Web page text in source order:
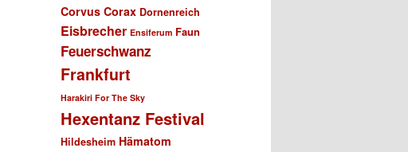
Corvus Corax Dornenreich
Eisbrecher Ensiferum Faun
Feuerschwanz
Frankfurt
Harakiri For The Sky
Hexentanz Festival
Hildesheim Hämatom